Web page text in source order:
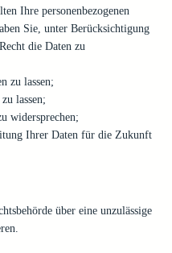
Ihre personenbezogenen
Sie, unter Berücksichtigung
die Daten zu
zu lassen;
lassen;
widersprechen;
Ihrer Daten für die Zukunft
über eine unzulässige